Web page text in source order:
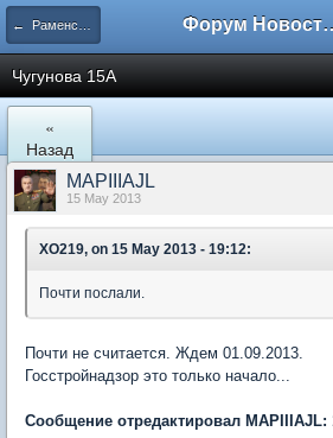
← Раменское Форум
Чугунова 15А
«
Назад
MAPIIIAJL
15 May 2013
XO219, on 15 May 2013 - 19:12:
Почти послали.
Почти не считается. Ждем 01.09.2013.
Госстройнадзор это только начало...
Сообщение отредактировал MAPIIIAJL: